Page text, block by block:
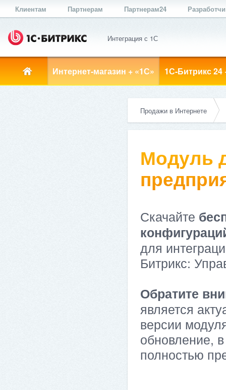
Клиентам Партнерам Партнерам24
Интеграция с 1С
Интернет-магазин + «1С» 1С-Битрикс 24
Продажи в Интернете
Модуль
Скачайте
для
Битрикс:
Обратите
является
версии
обновление,
полностью